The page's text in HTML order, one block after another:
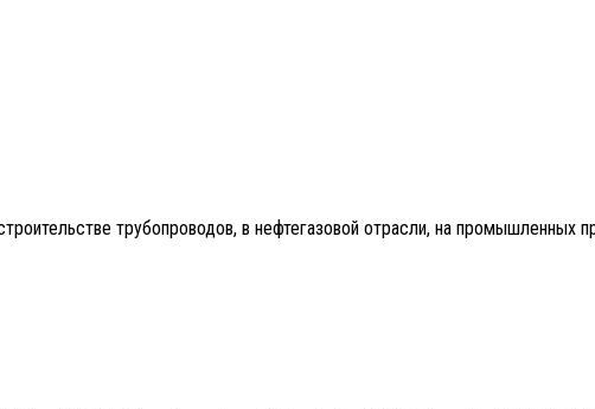
трубопроводов, в нефтегазовой отрасли, на промышленных